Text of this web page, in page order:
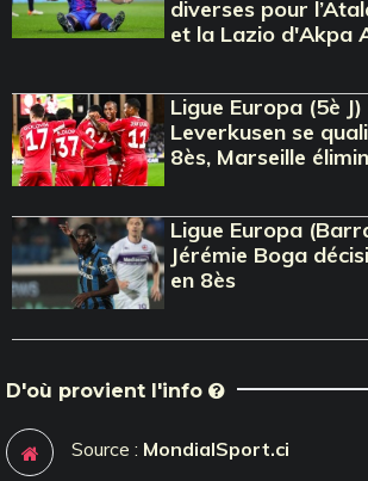
diverses pour
et la Lazio d'Akpa
Ligue Europa (5è
Leverkusen se
8ès, Marseille
Ligue Europa
Jérémie Boga
en 8ès
D'où provient l'info
Source : MondialSport.ci